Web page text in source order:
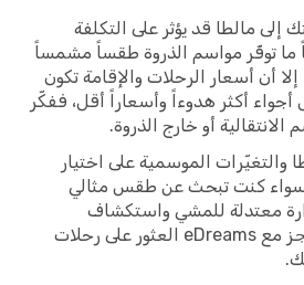
إلى مالطا قد يؤثر على التكلفة
ما توفّر مواسم الذروة طقساً مشمساً
أن أسعار الرحلات والإقامة تكون
أكثر هدوءاً وأسعاراً أقل، ففكّر
أو خارج الذروة.
الموسمية على اختيار
سواء كنت تبحث عن طقس مثالي
معتدلة للمشي واستكشاف
المعالم، يضمن لك الحجز مع eDreams العثور على رحلات